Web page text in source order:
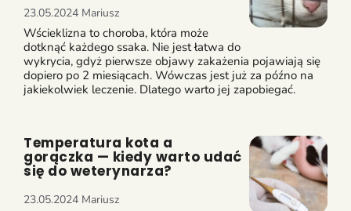
23.05.2024 Mariusz
Wścieklizna to choroba, która może
dotknąć każdego ssaka. Nie jest łatwa do
wykrycia, gdyż pierwsze objawy zakażenia pojawiają się
dopiero po 2 miesiącach. Wówczas jest już za późno na
jakiekolwiek leczenie. Dlatego warto jej zapobiegać.
Temperatura kota a
gorączka — kiedy warto udać
się do weterynarza?
23.05.2024 Mariusz